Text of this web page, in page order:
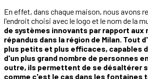
En effet, dans chaque maison, nous avons
l'endroit choisi avec le logo et le nom de la
de systèmes innovants par rapport aux
répandus dans la région de Milan. Tout
plus petits et plus efficaces, capables
d'un plus grand nombre de personnes
outre, ils permettent de se désaltérer
comme c'est le cas dans les fontaines